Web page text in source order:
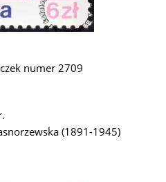
numer 2709
(1891-1945)